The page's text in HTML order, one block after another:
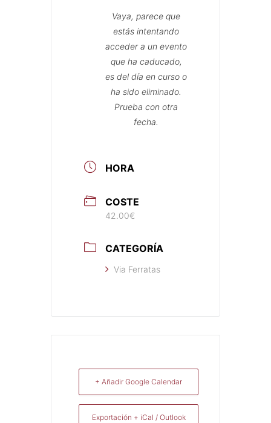
Vaya, parece que
estás intentando
acceder a un evento
que ha caducado,
es del día en curso o
ha sido eliminado.
Prueba con otra
fecha.
HORA
COSTE
42.00€
CATEGORÍA
Via Ferratas
+ Añadir Google Calendar
Exportación + iCal / Outlook